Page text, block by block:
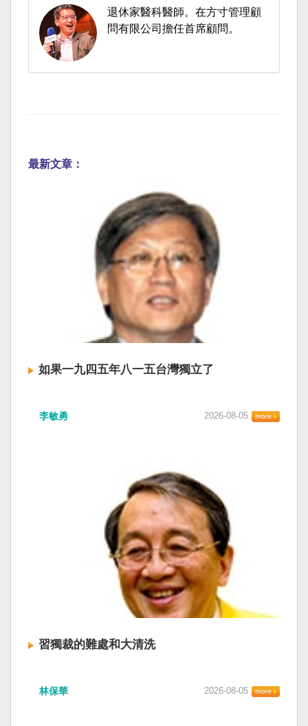
退休家醫科醫師。在方寸管理顧
問有限公司擔任首席顧問。
最新文章：
如果一九四五年八一五台灣獨立了
李敏勇 2026-08-05
習獨裁的難處和大清洗
林保華 2026-08-05